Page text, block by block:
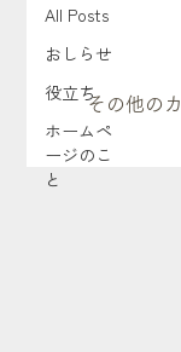
All Posts
おしらせ
役立ち
ホームペ
ージのこ
と
その他の